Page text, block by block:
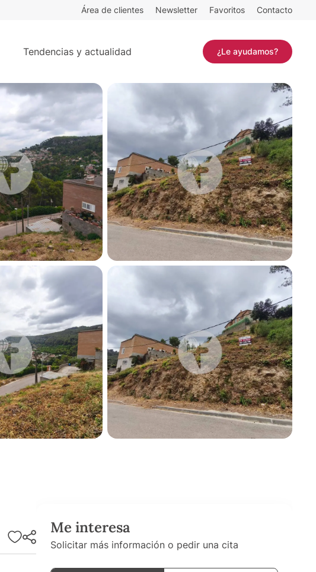
Área de clientes Newsletter Favoritos Contacto
Tendencias y actualidad ¿Le ayudamos?
Me interesa
Solicitar más información o pedir una cita